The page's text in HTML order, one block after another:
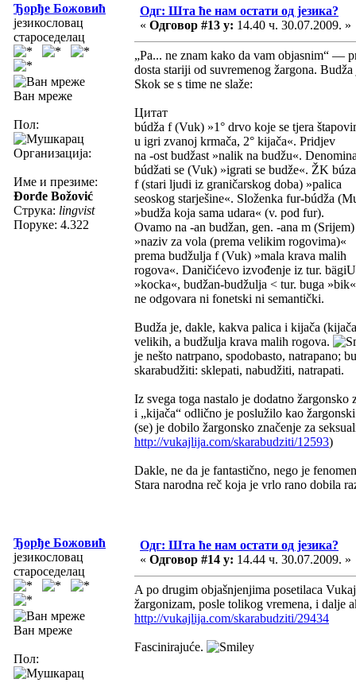
Ђорђе Божовић
језикословац
староседелац
Ван мреже
Пол:
Организација:
Име и презиме:
Đorđe Božović
Струка: lingvist
Поруке: 4.322
Одг: Шта ће нам остати од језика?
« Одговор #13 у: 14.40 ч. 30.07.2009. »
„Pa... ne znam kako da vam objasnim“ —
dosta stariji od suvremenog žargona.
Skok se s time ne slaže:
Цитат
búdža f (Vuk) »1° drvo koje se tjera
u igri zvanoj krmača, 2° kijača«. Pridjev
na -ost budžast »nalik na budžu«.
búdžati se (Vuk) »igrati se budže«. ŽK búza
f (stari ljudi iz graničarskog doba) »palica
seoskog starješine«. Složenka fur-búdža
»budža koja sama udara« (v. pod fur).
Ovamo na -an budžan, gen. -ana m (Srijem)
»naziv za vola (prema velikim rogovima)«
prema budžulja f (Vuk) »mala krava malih
rogova«. Daničićevo izvođenje iz tur. bägiU
»kocka«, budžan-budžulja < tur. buga »bik«
ne odgovara ni fonetski ni semantički.
Budža je, dakle, kakva palica i kijača
velikih, a budžulja krava malih rogova.
je nešto natrpano, spodobasto, natrapano;
skarabudžiti: sklepati, nabudžiti, natrapati.
Iz svega toga nastalo je dodatno
i „kijača“ odlično je poslužilo kao
(se) je dobilo žargonsko značenje za
http://vukajlija.com/skarabudziti/12593)
Dakle, ne da je fantastično, nego je
Stara narodna reč koja je vrlo rano dobila
Ђорђе Божовић
језикословац
староседелац
Ван мреже
Пол:
Одг: Шта ће нам остати од језика?
« Одговор #14 у: 14.44 ч. 30.07.2009. »
A po drugim objašnjenjima posetilaca
žargonizam, posle tolikog vremena, i dalje
http://vukajlija.com/skarabudziti/29434
Fascinirajuće.